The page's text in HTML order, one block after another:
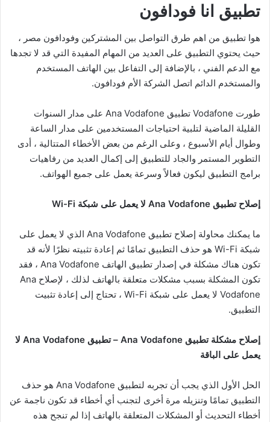
تطبيق انا فودافون
هوا تطبيق من اهم طرق التواصل بين المشتركين وفودافون مصر ،
حيث يحتوي التطبيق على العديد من المهام المفيدة التي قد لا تجدها
مع الدعم الفني ، بالإضافة إلى التفاعل بين الهاتف المستخدم
والمستخدم الدائم اتصل الشركة الأم فودافون.
طورت Vodafone تطبيق Ana Vodafone على مدار السنوات
القليلة الماضية لتلبية احتياجات المستخدمين على مدار الساعة
وطوال أيام الأسبوع ، وعلى الرغم من بعض الأخطاء المتتالية ، أدى
التطوير المستمر والجاد للتطبيق إلى إكمال العديد من رفاهيات
برامج التطبيق ليكون فعالاً وسرعة يعمل على جميع الهواتف.
إصلاح تطبيق Ana Vodafone لا يعمل على شبكة Wi-Fi
ما يمكنك محاولة إصلاح تطبيق Ana Vodafone الذي لا يعمل على
شبكة Wi-Fi هو حذف التطبيق تمامًا ثم إعادة تثبيته نظرًا لأنه قد
تكون هناك مشكلة في إصدار تطبيق الهاتف Ana Vodafone ، فقد
تكون المشكلة بسبب مشكلات متعلقة بالهاتف لذلك ، لإصلاح Ana
Vodafone لا يعمل على شبكة Wi-Fi ، تحتاج إلى إعادة تثبيت
التطبيق.
إصلاح مشكلة تطبيق Ana Vodafone – تطبيق Ana Vodafone لا
يعمل على الباقة
الحل الأول الذي يجب أن تجربه لتطبيق Ana Vodafone هو حذف
التطبيق تمامًا وتنزيله مرة أخرى لتجنب أي أخطاء قد تكون ناجمة عن
أخطاء التحديث أو المشكلات المتعلقة بالهاتف إذا لم تنجح هذه